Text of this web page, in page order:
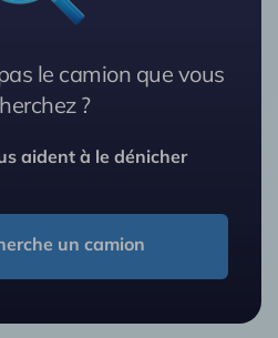
le camion que vous
?
aident à le dénicher
un camion